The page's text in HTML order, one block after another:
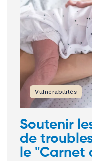
Vulnérabilités
Soutenir
de
le "Carnet